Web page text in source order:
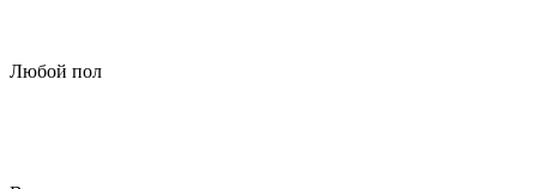
Любой пол